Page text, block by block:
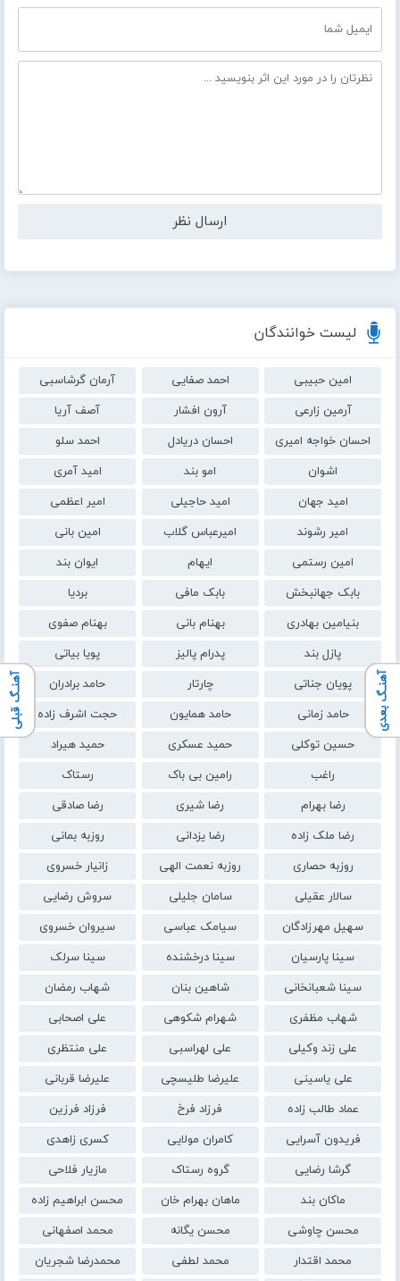
لیست خوانندگان
امین حبیبی احمد صفایی
آرمان گرشاسبی
آرمین زارعی
آرون افشار
آصف آریا
احسان خواجه امیری
احسان دریادل
احمد سلو
اشوان
امو بند
امید آمری
امید جهان
امید حاجیلی
امیر اعظمی
امیر رشوند
امیرعباس گلاب
امین بانی
امین رستمی
ایهام
ایوان بند
بابک جهانبخش
بابک مافی
بردیا
بنیامین بهادری
بهنام بانی
بهنام صفوی
پازل بند
پدرام پالیز
پویا بیاتی
پویان جناتی
چارتار
حامد برادران
حامد زمانی
حامد همایون
حجت اشرف زاده
حسین توکلی
حمید عسکری
حمید هیراد
راغب
رامین بی باک
رستاک
رضا بهرام
رضا شیری
رضا صادقی
رضا ملک زاده
رضا یزدانی
روزبه بمانی
روزبه حصاری
روزبه نعمت الهی
زانیار خسروی
سالار عقیلی
سامان جلیلی
سروش رضایی
سهیل مهرزادگان
سیامک عباسی
سیروان خسروی
سینا پارسیان
سینا درخشنده
سینا سرلک
سینا شعبانخانی
شاهین بنان
شهاب رمضان
شهاب مظفری
شهرام شکوهی
علی اصحابی
علی زند وکیلی
علی لهراسبی
علی منتظری
علی یاسینی
علیرضا طلیسچی
علیرضا قربانی
عماد طالب زاده
فرزاد فرخ
فرزاد فرزین
فریدون آسرایی
کامران مولایی
کسری زاهدی
گرشا رضایی
گروه رستاک
مازیار فلاحی
ماکان بند
ماهان بهرام خان
محسن ابراهیم زاده
محسن چاوشی
محسن یگانه
محمد اصفهانی
محمد اقتدار
محمد لطفی
محمدرضا شجریان
آهنـگ بعدی آهنـگ قبلی